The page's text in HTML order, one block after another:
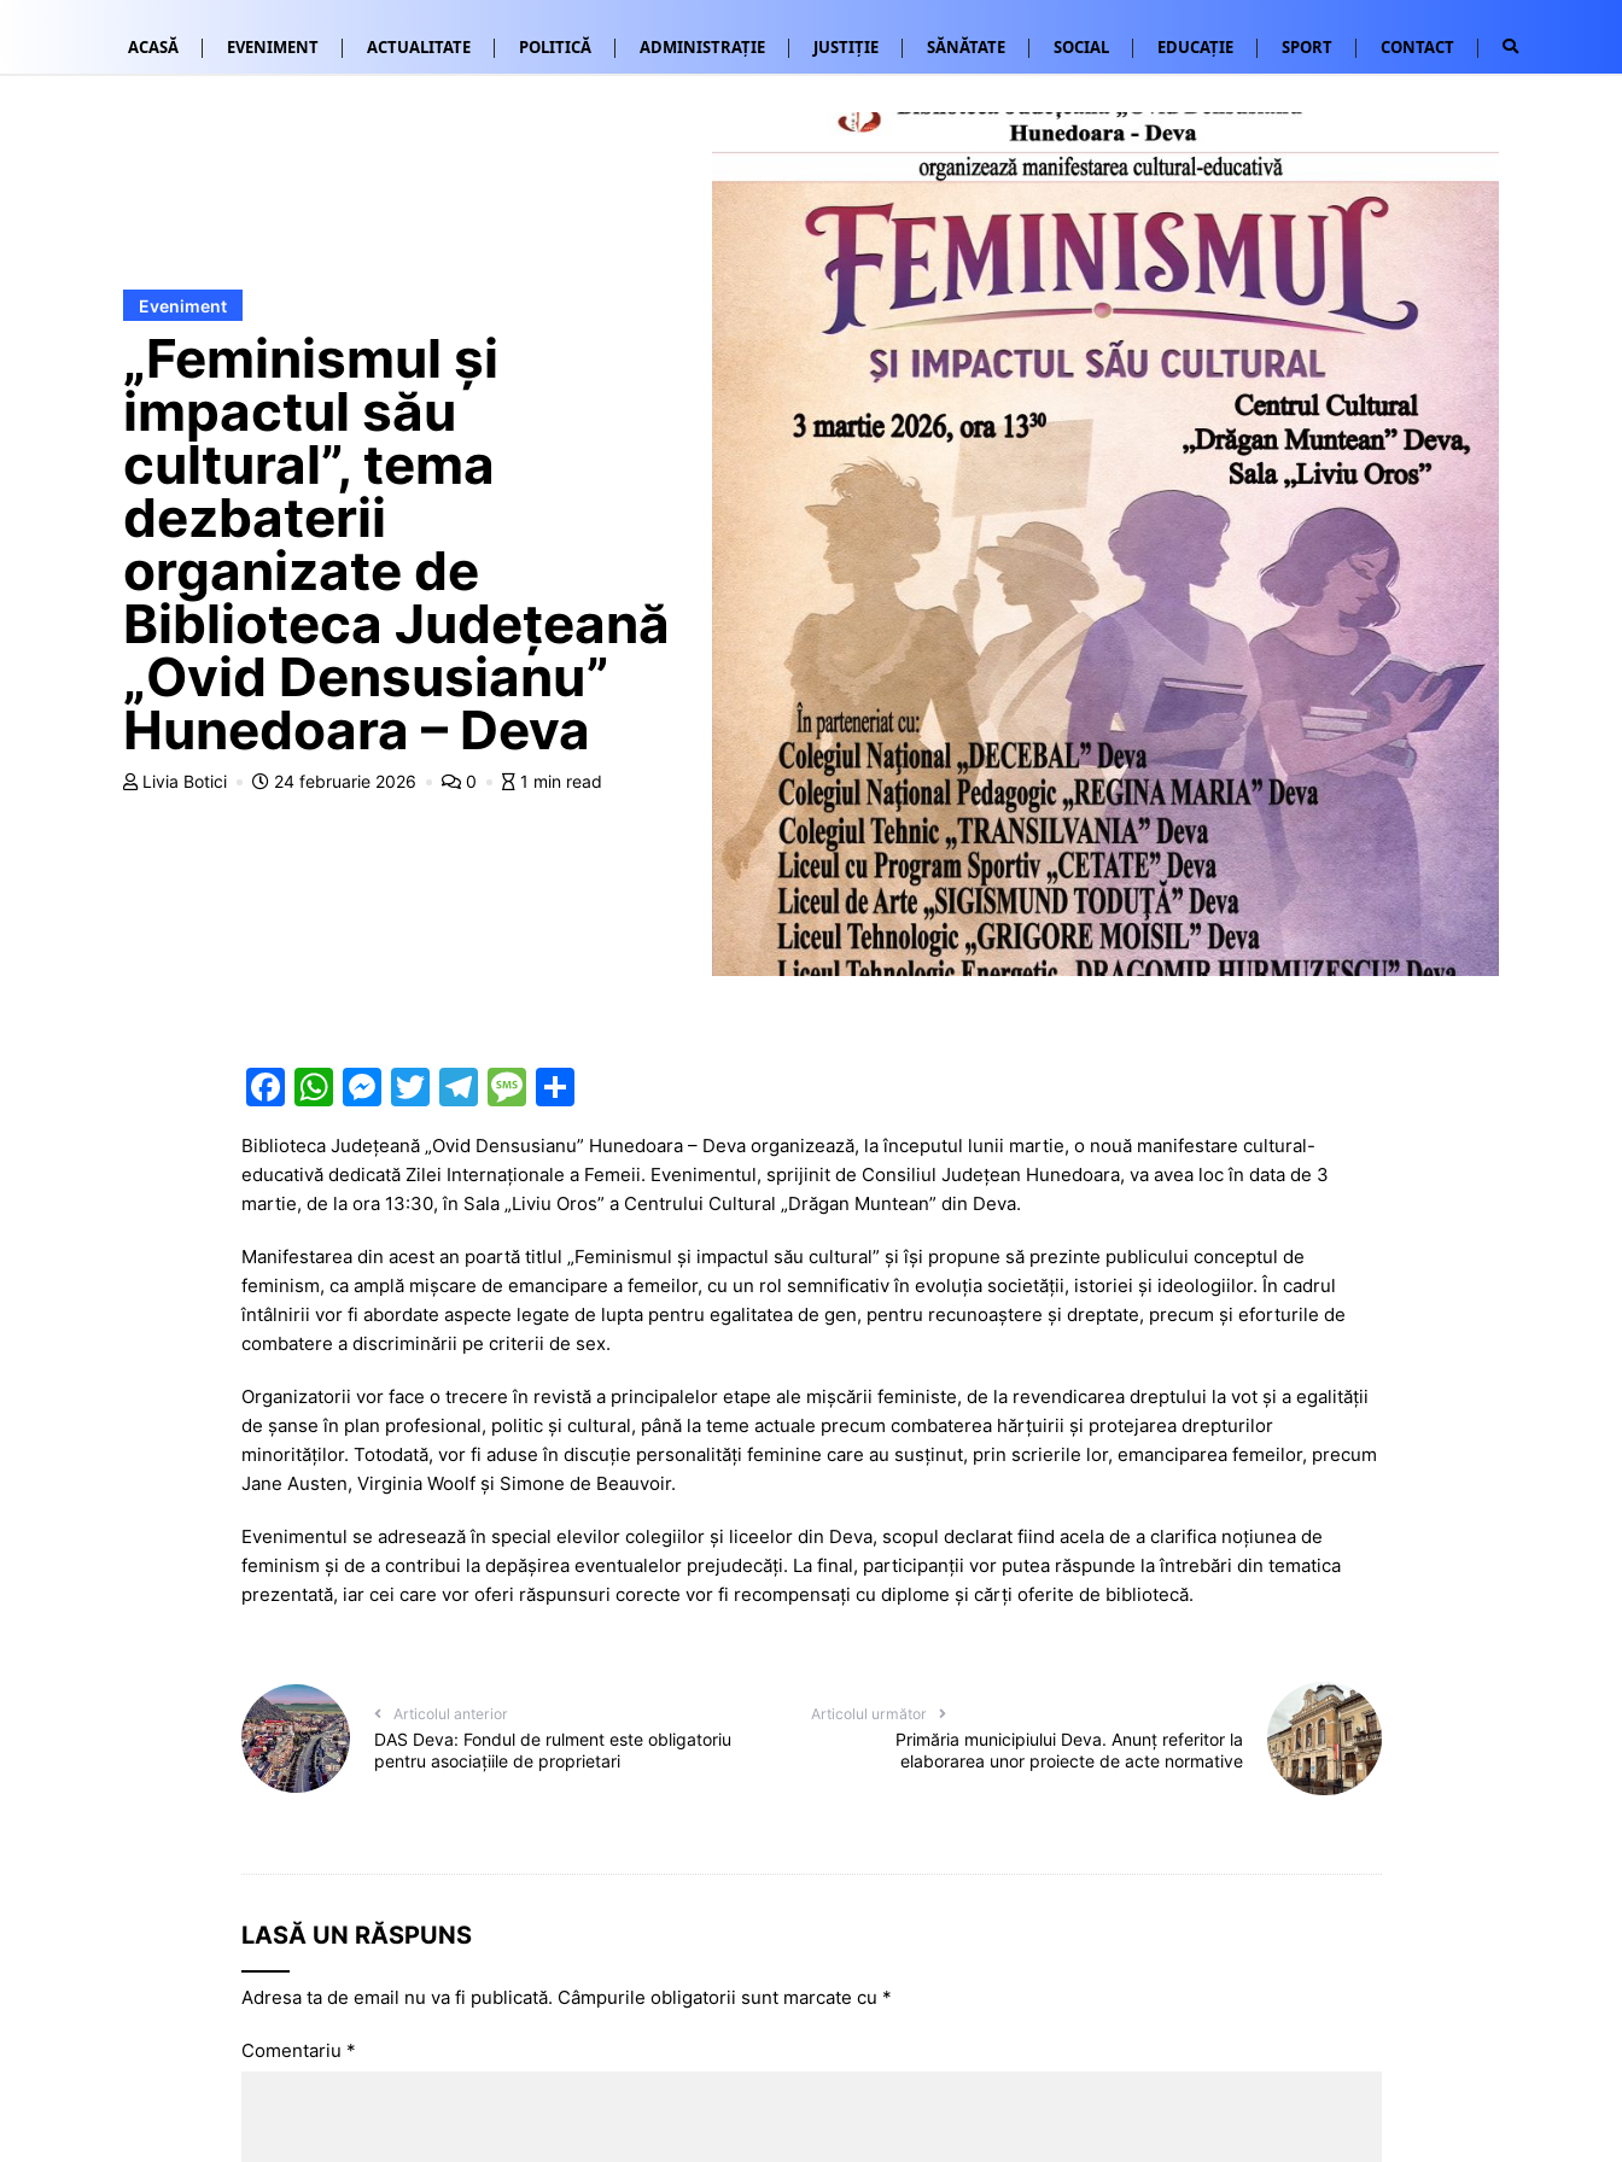
ACASĂ EVENIMENT ACTUALITATE POLITICĂ ADMINISTRAȚIE JUSTIȚIE SĂNĂTATE SOCIAL EDUCAȚIE SPORT CONTACT
Eveniment
„Feminismul și
impactul său
cultural”, tema
dezbaterii
organizate de
Biblioteca Județeană
„Ovid Densusianu”
Hunedoara – Deva
Livia Botici 24 februarie 2026 0 1 min read
F
c
e
b
o
o
k
W
at
s
A
p
p
M
s
s
e
n
g
er
T
w
itt
er
T
e
gr
a
m
M
e
s
s
a
g
e
P
ta
je
a
z
ă
Biblioteca Județeană „Ovid Densusianu” Hunedoara – Deva organizează, la începutul lunii martie, o nouă manifestare cultural-
educativă dedicată Zilei Internaționale a Femeii. Evenimentul, sprijinit de Consiliul Județean Hunedoara, va avea loc în data de 3
martie, de la ora 13:30, în Sala „Liviu Oros” a Centrului Cultural „Drăgan Muntean” din Deva.
Manifestarea din acest an poartă titlul „Feminismul și impactul său cultural” și își propune să prezinte publicului conceptul de
feminism, ca amplă mișcare de emancipare a femeilor, cu un rol semnificativ în evoluția societății, istoriei și ideologiilor. În cadrul
întâlnirii vor fi abordate aspecte legate de lupta pentru egalitatea de gen, pentru recunoaștere și dreptate, precum și eforturile de
combatere a discriminării pe criterii de sex.
Organizatorii vor face o trecere în revistă a principalelor etape ale mișcării feministe, de la revendicarea dreptului la vot și a egalității
de șanse în plan profesional, politic și cultural, până la teme actuale precum combaterea hărțuirii și protejarea drepturilor
minorităților. Totodată, vor fi aduse în discuție personalități feminine care au susținut, prin scrierile lor, emanciparea femeilor, precum
Jane Austen, Virginia Woolfși Simone de Beauvoir.
Evenimentul se adresează în special elevilor colegiilor și liceelor din Deva, scopul declarat fiind acela de a clarifica noțiunea de
feminism și de a contribui la depășirea eventualelor prejudecăți. La final, participanții vor putea răspunde la întrebări din tematica
prezentată, iar cei care vor oferi răspunsuri corecte vor fi recompensați cu diplome și cărți oferite de bibliotecă.
Articolul anterior
DAS Deva: Fondul de rulment este obligatoriu
pentru asociațiile de proprietari
Articolul următor
Primăria municipiului Deva. Anunţ referitor la
elaborarea unor proiecte de acte normative
LASĂ UN RĂSPUNS
Adresa ta de email nu va fi publicată. Câmpurile obligatorii sunt marcate cu *
Comentariu *